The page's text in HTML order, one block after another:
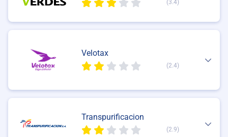
(3.4)
Velotax
(2.4)
Transpurificacion
(2.9)